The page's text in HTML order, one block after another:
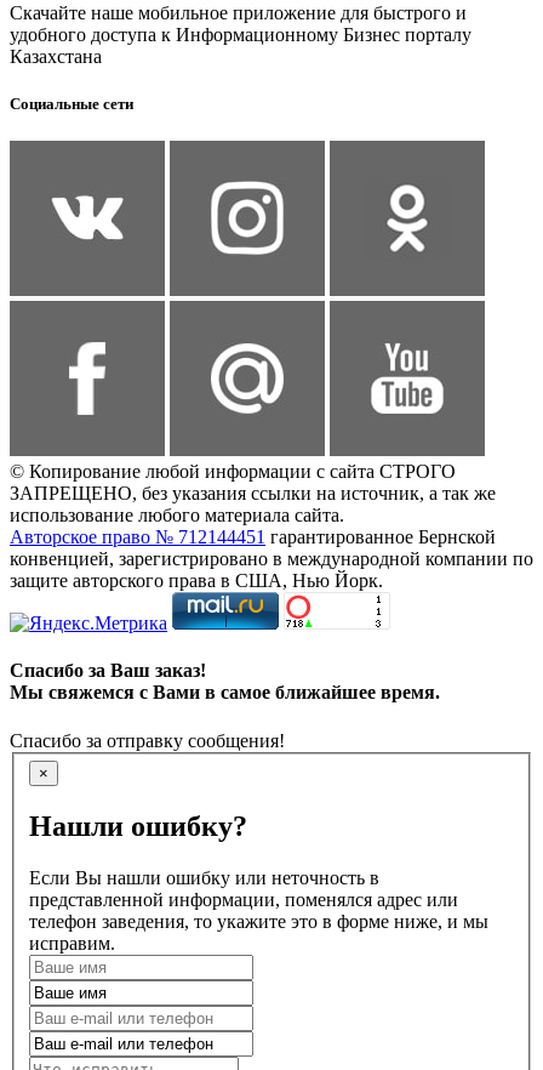
Скачайте наше мобильное приложение для быстрого и
удобного доступа к Информационному Бизнес порталу
Казахстана
Социальные сети
© Копирование любой информации с сайта СТРОГО
ЗАПРЕЩЕНО, без указания ссылки на источник, а так же
использование любого материала сайта.
Авторское право № 712144451 гарантированное Бернской
конвенцией, зарегистрировано в международной компании по
защите авторского права в США, Нью Йорк.
Спасибо за Ваш заказ!
Мы свяжемся с Вами в самое ближайшее время.
Спасибо за отправку сообщения!
×
Нашли ошибку?
Если Вы нашли ошибку или неточность в
представленной информации, поменялся адрес или
телефон заведения, то укажите это в форме ниже, и мы
исправим.